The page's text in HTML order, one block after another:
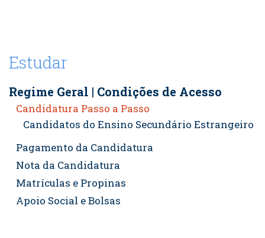
Estudar
Regime Geral | Condições de Acesso
Candidatura Passo a Passo
Candidatos do Ensino Secundário Estrangeiro
Pagamento da Candidatura
Nota da Candidatura
Matrículas e Propinas
Apoio Social e Bolsas